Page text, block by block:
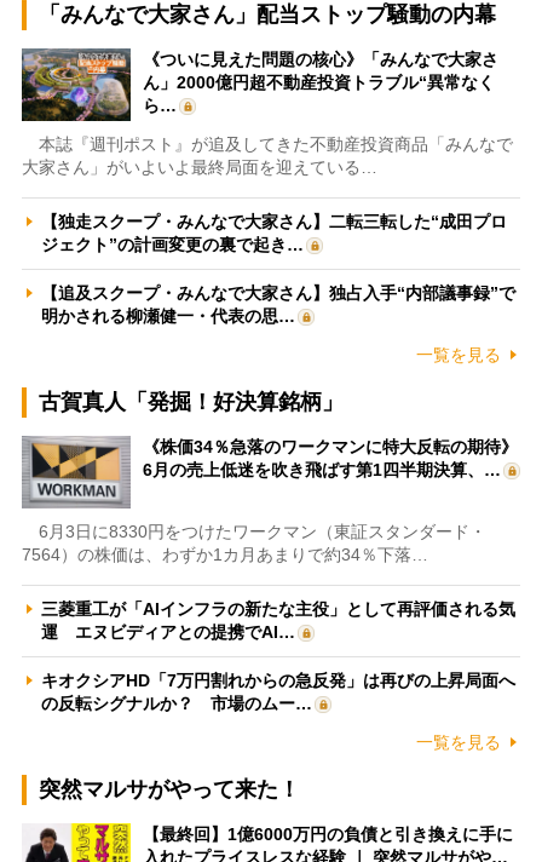
「みんなで大家さん」配当ストップ騒動の内幕
《ついに見えた問題の核心》「みんなで大家さ
ん」2000億円超不動産投資トラブル“異常なく
ら…
本誌『週刊ポスト』が追及してきた不動産投資商品「みんなで
大家さん」がいよいよ最終局面を迎えている…
【独走スクープ・みんなで大家さん】二転三転した“成田プロ
ジェクト”の計画変更の裏で起き…
【追及スクープ・みんなで大家さん】独占入手“内部議事録”で
明かされる柳瀬健一・代表の思…
一覧を見る
古賀真人「発掘！好決算銘柄」
《株価34％急落のワークマンに特大反転の期待》
6月の売上低迷を吹き飛ばす第1四半期決算、…
6月3日に8330円をつけたワークマン（東証スタンダード・
7564）の株価は、わずか1カ月あまりで約34％下落…
三菱重工が「AIインフラの新たな主役」として再評価される気
運 エヌビディアとの提携でAI…
キオクシアHD「7万円割れからの急反発」は再びの上昇局面へ
の反転シグナルか？ 市場のムー…
一覧を見る
突然マルサがやって来た！
【最終回】1億6000万円の負債と引き換えに手に
入れたプライスレスな経験 ｜ 突然マルサがや…